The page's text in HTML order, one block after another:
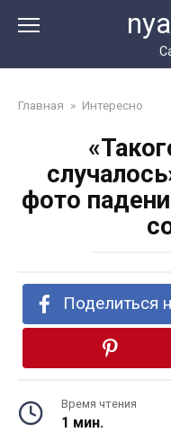
Главная » Интересно
фото
Поделиться
Время чтения
1 мин.